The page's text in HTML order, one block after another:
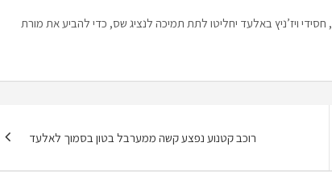
ויז’ניץ באלעד יחליטו לתת תמיכה לנציג שס, כדי להביע את מורת
רוכב קטנוע נפצע קשה ממערבל בטון בסמוך לאלעד